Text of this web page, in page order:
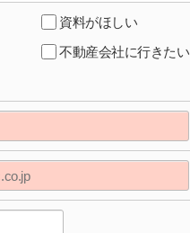
資料がほしい
不動産会社に行きたい